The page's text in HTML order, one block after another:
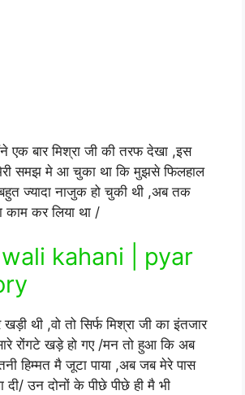
बार मिश्रा जी की तरफ देखा ,इस
समझ मे आ चुका था कि मुझसे फिलहाल
बहुत ज्यादा नाजुक हो चुकी थी ,अब तक
काम कर लिया था /
kahani | pyar
थी ,वो तो सिर्फ मिश्रा जी का इंतजार
रोंगटे खड़े हो गए /मन तो हुआ कि अब
हिम्मत मै जूटा पाया ,अब जब मेरे पास
दी/ उन दोनों के पीछे पीछे ही मै भी